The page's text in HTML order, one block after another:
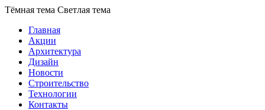
Тёмная тема Светлая тема
Главная
Акции
Архитектура
Дизайн
Новости
Строительство
Технологии
Контакты